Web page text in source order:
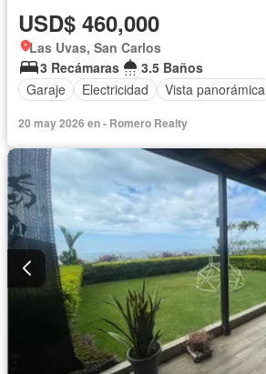
USD$ 460,000
Las Uvas, San Carlos
3 Recámaras
3.5 Baños
Garaje
Electricidad Vista panorámica
20 may 2026 en - Romero Realty